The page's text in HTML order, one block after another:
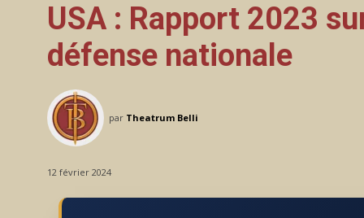
USA : Rapport 2023
défense nationale
par Theatrum Belli
12 février 2024